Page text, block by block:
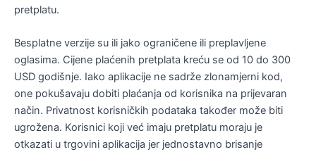
pretplatu.
Besplatne verzije su ili jako ograničene ili preplavljene
oglasima. Cijene plaćenih pretplata kreću se od 10 do 300
USD godišnje. Iako aplikacije ne sadrže zlonamjerni kod,
one pokušavaju dobiti plaćanja od korisnika na prijevaran
način. Privatnost korisničkih podataka također može biti
ugrožena. Korisnici koji već imaju pretplatu moraju je
otkazati u trgovini aplikacija jer jednostavno brisanje